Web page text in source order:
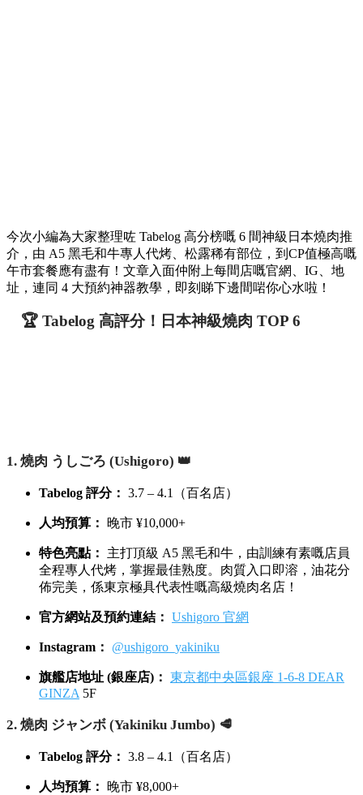
今次小編為大家整理咗 Tabelog 高分榜嘅 6 間神級日本燒肉推
介，由 A5 黑毛和牛專人代烤、松露稀有部位，到CP值極高嘅
午市套餐應有盡有！文章入面仲附上每間店嘅官網、IG、地
址，連同 4 大預約神器教學，即刻睇下邊間啱你心水啦！
🏆 Tabelog 高評分！日本神級燒肉 TOP 6
1. 燒肉 うしごろ (Ushigoro) 👑
Tabelog 評分： 3.7 – 4.1（百名店）
人均預算： 晚市 ¥10,000+
特色亮點：
主打頂級 A5 黑毛和牛，由訓練有素嘅店員
全程專人代烤，掌握最佳熟度。肉質入口即溶，油花分
佈完美，係東京極具代表性嘅高級燒肉名店！
官方網站及預約連結： Ushigoro 官網
Instagram： @ushigoro_yakiniku
旗艦店地址 (銀座店)： 東京都中央區銀座 1-6-8 DEAR
GINZA 5F
2. 燒肉 ジャンボ (Yakiniku Jumbo) 🥩
Tabelog 評分： 3.8 – 4.1（百名店）
人均預算： 晚市 ¥8,000+